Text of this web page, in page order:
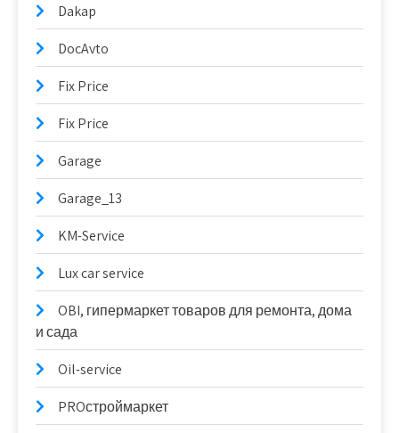
Dakap
DocAvto
Fix Price
Fix Price
Garage
Garage_13
KM-Service
Lux car service
OBI, гипермаркет товаров для ремонта, дома
и сада
Oil-service
PROстроймаркет